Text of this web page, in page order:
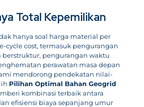
Total Kepemilikan
hanya soal harga material per
cycle cost, termasuk pengurangan
berstruktur, pengurangan waktu
perawatan masa depan
mendorong pendekatan nilai-
Pilihan Optimal Bahan Geogrid
kombinasi terbaik antara
efisiensi biaya sepanjang umur